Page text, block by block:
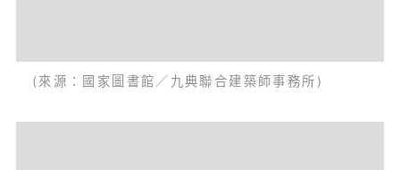
(來源：國家圖書館／九典聯合建築師事務所)